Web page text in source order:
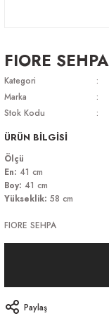
FIORE SEHPA
Kategori
Marka
Stok Kodu
ÜRÜN BİLGİSİ
Ölçü
En: 41 cm
Boy: 41 cm
Yükseklik: 58 cm
FIORE SEHPA
Paylaş